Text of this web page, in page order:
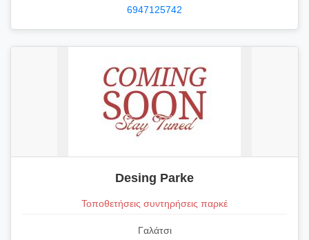
6947125742
Desing Parke
Τοποθετήσεις συντηρήσεις παρκέ
Γαλάτσι